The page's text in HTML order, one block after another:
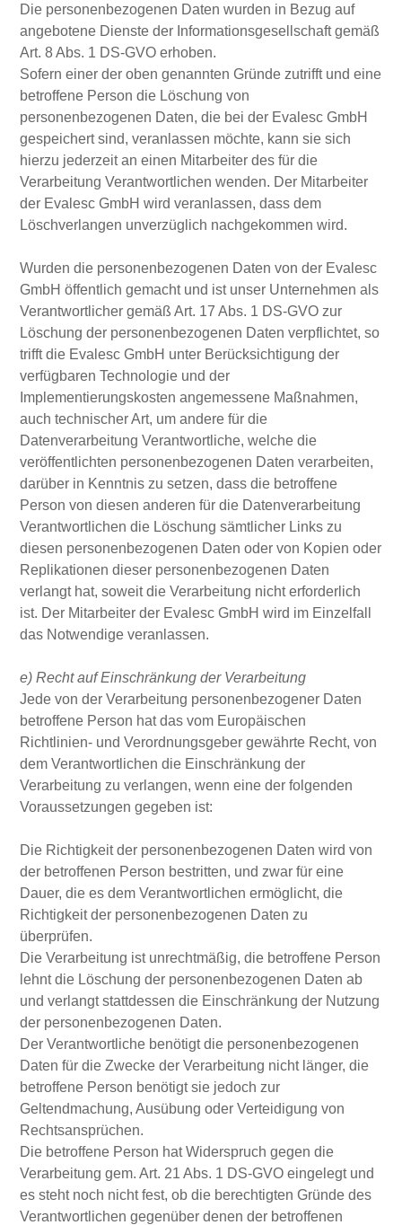
Die personenbezogenen Daten wurden in Bezug auf
angebotene Dienste der Informationsgesellschaft gemäß
Art. 8 Abs. 1 DS-GVO erhoben.
Sofern einer der oben genannten Gründe zutrifft und eine
betroffene Person die Löschung von
personenbezogenen Daten, die bei der Evalesc GmbH
gespeichert sind, veranlassen möchte, kann sie sich
hierzu jederzeit an einen Mitarbeiter des für die
Verarbeitung Verantwortlichen wenden. Der Mitarbeiter
der Evalesc GmbH wird veranlassen, dass dem
Löschverlangen unverzüglich nachgekommen wird.
Wurden die personenbezogenen Daten von der Evalesc
GmbH öffentlich gemacht und ist unser Unternehmen als
Verantwortlicher gemäß Art. 17 Abs. 1 DS-GVO zur
Löschung der personenbezogenen Daten verpflichtet, so
trifft die Evalesc GmbH unter Berücksichtigung der
verfügbaren Technologie und der
Implementierungskosten angemessene Maßnahmen,
auch technischer Art, um andere für die
Datenverarbeitung Verantwortliche, welche die
veröffentlichten personenbezogenen Daten verarbeiten,
darüber in Kenntnis zu setzen, dass die betroffene
Person von diesen anderen für die Datenverarbeitung
Verantwortlichen die Löschung sämtlicher Links zu
diesen personenbezogenen Daten oder von Kopien oder
Replikationen dieser personenbezogenen Daten
verlangt hat, soweit die Verarbeitung nicht erforderlich
ist. Der Mitarbeiter der Evalesc GmbH wird im Einzelfall
das Notwendige veranlassen.
e) Recht auf Einschränkung der Verarbeitung
Jede von der Verarbeitung personenbezogener Daten
betroffene Person hat das vom Europäischen
Richtlinien- und Verordnungsgeber gewährte Recht, von
dem Verantwortlichen die Einschränkung der
Verarbeitung zu verlangen, wenn eine der folgenden
Voraussetzungen gegeben ist:
Die Richtigkeit der personenbezogenen Daten wird von
der betroffenen Person bestritten, und zwar für eine
Dauer, die es dem Verantwortlichen ermöglicht, die
Richtigkeit der personenbezogenen Daten zu
überprüfen.
Die Verarbeitung ist unrechtmäßig, die betroffene Person
lehnt die Löschung der personenbezogenen Daten ab
und verlangt stattdessen die Einschränkung der Nutzung
der personenbezogenen Daten.
Der Verantwortliche benötigt die personenbezogenen
Daten für die Zwecke der Verarbeitung nicht länger, die
betroffene Person benötigt sie jedoch zur
Geltendmachung, Ausübung oder Verteidigung von
Rechtsansprüchen.
Die betroffene Person hat Widerspruch gegen die
Verarbeitung gem. Art. 21 Abs. 1 DS-GVO eingelegt und
es steht noch nicht fest, ob die berechtigten Gründe des
Verantwortlichen gegenüber denen der betroffenen